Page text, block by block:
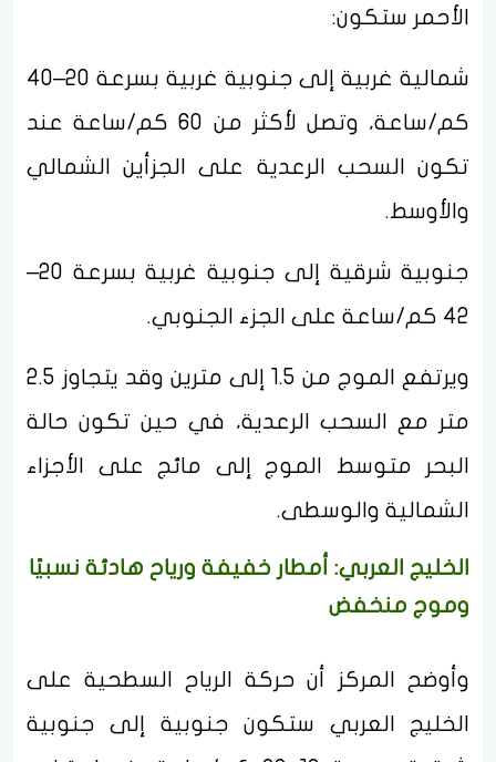
الأحمر ستكون:
شمالية غربية إلى جنوبية غربية بسرعة 20–40
كم/ساعة، وتصل لأكثر من 60 كم/ساعة عند
تكون السحب الرعدية على الجزأين الشمالي
والأوسط.
جنوبية شرقية إلى جنوبية غربية بسرعة 20–
42 كم/ساعة على الجزء الجنوبي.
ويرتفع الموج من 1.5 إلى مترين وقد يتجاوز 2.5
متر مع السحب الرعدية، في حين تكون حالة
البحر متوسط الموج إلى مائج على الأجزاء
الشمالية والوسطى.
الخليج العربي: أمطار خفيفة ورياح هادئة نسبيًا
وموج منخفض
وأوضح المركز أن حركة الرياح السطحية على
الخليج العربي ستكون جنوبية إلى جنوبية